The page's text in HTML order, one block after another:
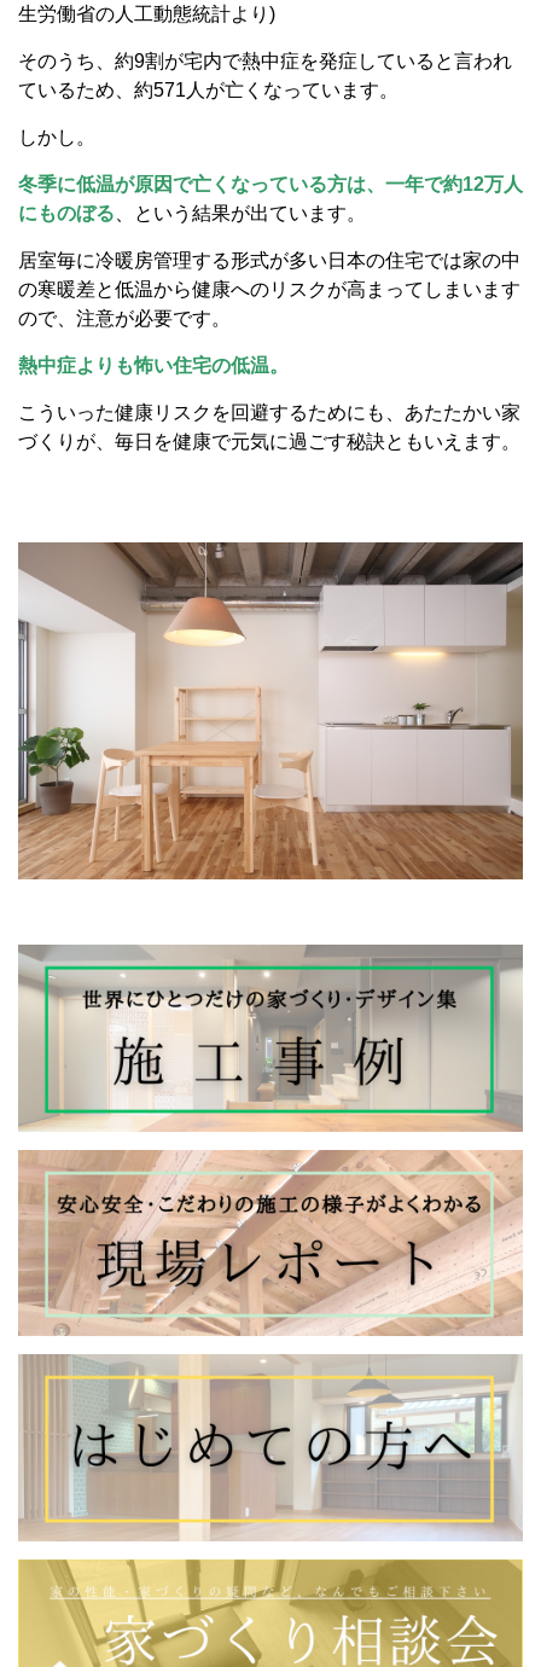
生労働省の人工動態統計より)
そのうち、約9割が宅内で熱中症を発症していると言われ
ているため、約571人が亡くなっています。
しかし。
冬季に低温が原因で亡くなっている方は、一年で約12万人
にものぼる 、という結果が出ています。
居室毎に冷暖房管理する形式が多い日本の住宅では家の中
の寒暖差と低温から健康へのリスクが高まってしまいます
ので、注意が必要です。
熱中症よりも怖い住宅の低温。
こういった健康リスクを回避するためにも、あたたかい家
づくりが、毎日を健康で元気に過ごす秘訣ともいえます。